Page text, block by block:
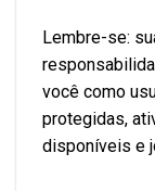
Lembre-se:
você como
protegidas,
disponíveis e